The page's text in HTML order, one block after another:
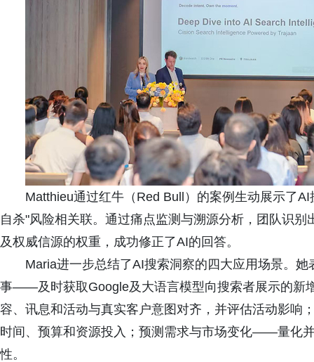
Matthieu通过红牛（Red Bull）的案例生动展示了
自杀"风险相关联。通过痛点监测与溯源分析，团队识
及权威信源的权重，成功修正了AI的回答。
Maria进一步总结了AI搜索洞察的四大应用场景。
事——及时获取Google及大语言模型向搜索者展示的
容、讯息和活动与真实客户意图对齐，并评估活动影
时间、预算和资源投入；预测需求与市场变化——量化
性。